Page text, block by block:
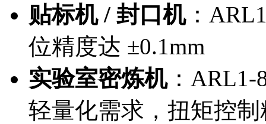
贴标机 / 封口机：
位精度达 ±0.1mm
实验室密炼机：ARL1-
轻量化需求，扭矩控制